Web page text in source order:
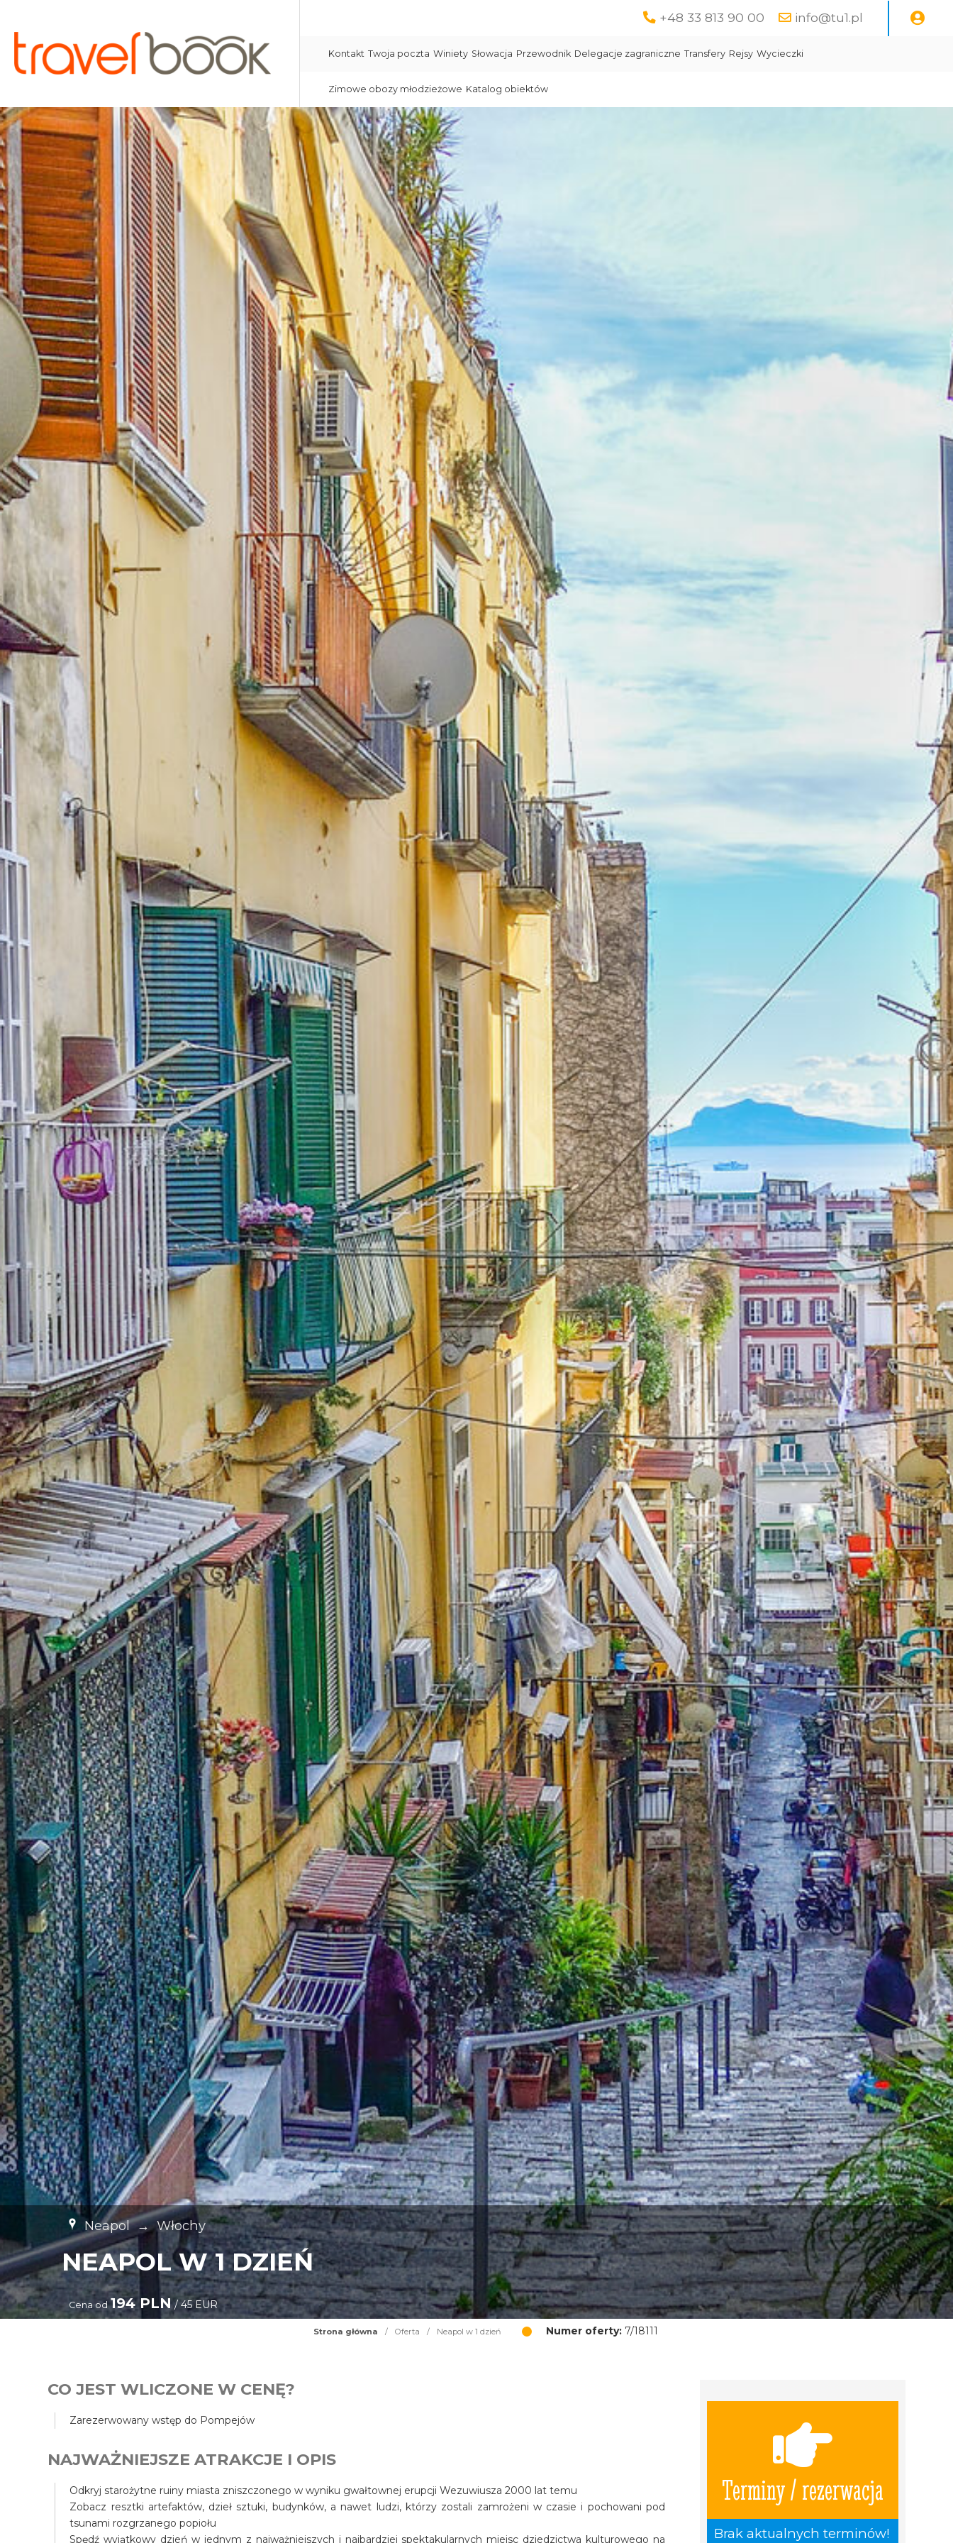
+48 33 813 90 00 info@tu1.pl
Kontakt Twoja poczta Winiety Słowacja Przewodnik Delegacje zagraniczne Transfery Rejsy Wycieczki
Zimowe obozy młodzieżowe Katalog obiektów
Neapol → Włochy
NEAPOL W 1 DZIEŃ
Cena od 194 PLN/ 45 EUR
Strona główna / Oferta / Neapol w 1 dzień Numer oferty:7/18111
Terminy / rezerwacja
Brak aktualnych terminów!
CO JEST WLICZONE W CENĘ?
Zarezerwowany wstęp do Pompejów
NAJWAŻNIEJSZE ATRAKCJE I OPIS
Odkryj starożytne ruiny miasta zniszczonego w wyniku gwałtownej erupcji Wezuwiusza 2000 lat temu
Zobacz resztki artefaktów, dzieł sztuki, budynków, a nawet ludzi, którzy zostali zamrożeni w czasie i pochowani pod
tsunami rozgrzanego popiołu
Spędź wyjątkowy dzień w jednym z najważniejszych i najbardziej spektakularnych miejsc dziedzictwa kulturowego na